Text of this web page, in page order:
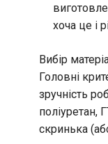
хоча це і
Вибір
Головні
зручність
поліуретан,
скринька